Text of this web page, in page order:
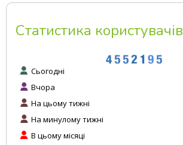
Статистика користувачів
Сьогодні
Вчора
На цьому тижні
На минулому тижні
В цьому місяці